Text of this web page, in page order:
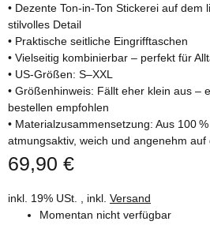
• Dezente Ton-in-Ton Stickerei auf dem
stilvolles Detail
• Praktische seitliche Eingrifftaschen
• Vielseitig kombinierbar – perfekt für
• US-Größen: S–XXL
• Größenhinweis: Fällt eher klein aus –
bestellen empfohlen
• Materialzusammensetzung: Aus 100
atmungsaktiv, weich und angenehm auf
69,90 €
inkl. 19% USt. , inkl. Versand
Momentan nicht verfügbar